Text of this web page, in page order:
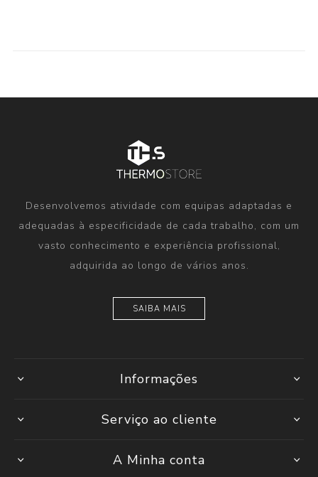
Desenvolvemos atividade com equipas adaptadas e
adequadas à especificidade de cada trabalho, com um
vasto conhecimento e experiência profissional,
adquirida ao longo de vários anos.
SAIBA MAIS
Informações
Serviço ao cliente
A Minha conta